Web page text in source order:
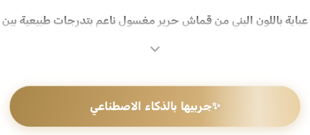
عباية باللون البني من قماش حرير مغسول ناعم بتدرجات طبيعية بين
تصميم بسيط يعتمد على الخامة والألوان
قماش الحرير المغسول ناعم وخفيف بسقوط متدفق، والتدرجات
الطبيعية على القماش تجعل كل قطعة مميزة بشكل مختلف، تصميم
✨جربيها بالذكاء الاصطناعي